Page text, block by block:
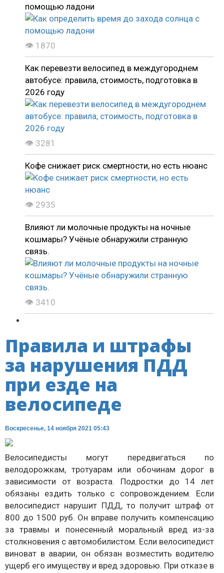
помощью ладони
👁 1870
Как перевезти велосипед в междугороднем
автобусе: правила, стоимость, подготовка в
2026 году
👁 3281
Кофе снижает риск смертности, но есть нюанс
👁 2935
Влияют ли молочные продукты на ночные
кошмары? Учёные обнаружили странную
связь.
👁 3410
Правила и штрафы
за нарушения ПДД
при езде на
велосипеде
Воскресенье, 14 ноября 2021 05:43
Велосипедисты могут передвигаться по
велодорожкам, тротуарам или обочинам дорог в
зависимости от возраста. Подростки до 14 лет
обязаны ездить только с сопровождением. Если
велосипедист нарушит ПДД, то получит штраф от
800 до 1500 руб. Он вправе получить компенсацию
за травмы и понесенный моральный вред из-за
столкновения с автомобилистом. Если велосипедист
виноват в аварии, он обязан возместить водителю
ущерб его имуществу и вред здоровью. При отказе в